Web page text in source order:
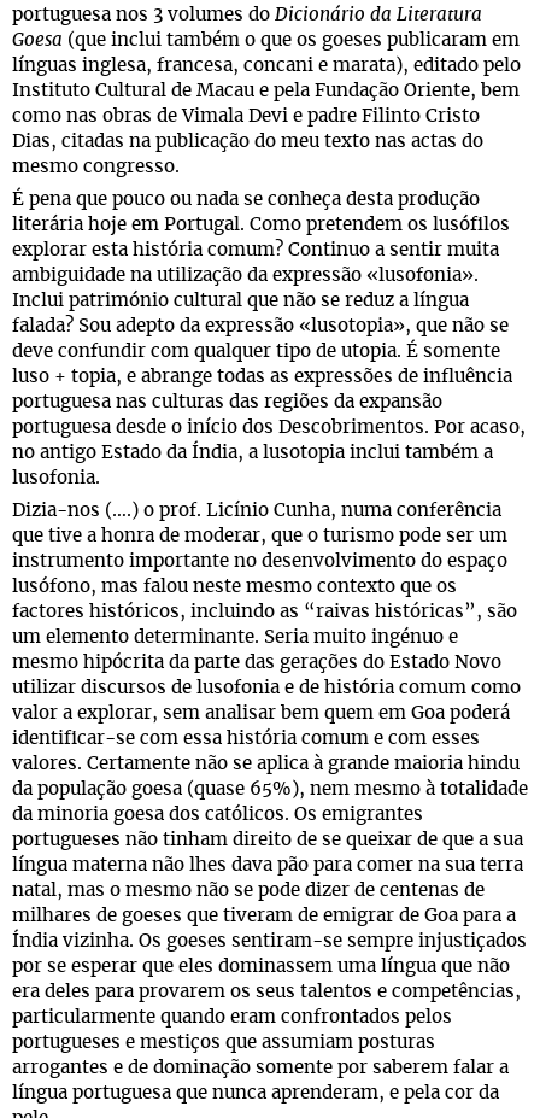
portuguesa nos 3 volumes do Dicionário da Literatura
Goesa (que inclui também o que os goeses publicaram em
línguas inglesa, francesa, concani e marata), editado pelo
Instituto Cultural de Macau e pela Fundação Oriente, bem
como nas obras de Vimala Devi e padre Filinto Cristo
Dias, citadas na publicação do meu texto nas actas do
mesmo congresso.
É pena que pouco ou nada se conheça desta produção
literária hoje em Portugal. Como pretendem os lusófilos
explorar esta história comum? Continuo a sentir muita
ambiguidade na utilização da expressão «lusofonia».
Inclui património cultural que não se reduz a língua
falada? Sou adepto da expressão «lusotopia», que não se
deve confundir com qualquer tipo de utopia. É somente
luso + topia, e abrange todas as expressões de influência
portuguesa nas culturas das regiões da expansão
portuguesa desde o início dos Descobrimentos. Por acaso,
no antigo Estado da Índia, a lusotopia inclui também a
lusofonia.
Dizia-nos (….) o prof. Licínio Cunha, numa conferência
que tive a honra de moderar, que o turismo pode ser um
instrumento importante no desenvolvimento do espaço
lusófono, mas falou neste mesmo contexto que os
factores históricos, incluindo as “raivas históricas”, são
um elemento determinante. Seria muito ingénuo e
mesmo hipócrita da parte das gerações do Estado Novo
utilizar discursos de lusofonia e de história comum como
valor a explorar, sem analisar bem quem em Goa poderá
identificar-se com essa história comum e com esses
valores. Certamente não se aplica à grande maioria hindu
da população goesa (quase 65%), nem mesmo à totalidade
da minoria goesa dos católicos. Os emigrantes
portugueses não tinham direito de se queixar de que a sua
língua materna não lhes dava pão para comer na sua terra
natal, mas o mesmo não se pode dizer de centenas de
milhares de goeses que tiveram de emigrar de Goa para a
Índia vizinha. Os goeses sentiram-se sempre injustiçados
por se esperar que eles dominassem uma língua que não
era deles para provarem os seus talentos e competências,
particularmente quando eram confrontados pelos
portugueses e mestiços que assumiam posturas
arrogantes e de dominação somente por saberem falar a
língua portuguesa que nunca aprenderam, e pela cor da